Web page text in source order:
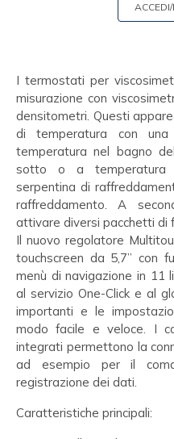
I termostati per
misurazione con
densitometri. Questi
di temperatura con una
temperatura nel bagno
sotto o a temperatura
serpentina di
raffreddamento. A
attivare diversi pacchetti di
Il nuovo regolatore
touchscreen da 5,7’’ con
menù di navigazione in 11
al servizio One-Click e al
importanti e le
modo facile e veloce. I
integrati permettono la
ad esempio per il
registrazione dei dati.
Caratteristiche principali: